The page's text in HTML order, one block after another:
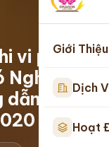
Giới Thiệu
Dịch
Hoạt
vi phạm
Định
dẫn có